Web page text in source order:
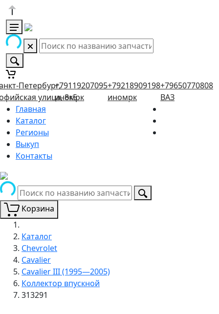
Петербург,
улица, 8к5
+79119207095
иномрк
+79218909198
иномрк
+79650770808
ВАЗ
Главная
Каталог
Регионы
Выкуп
Контакты
Корзина
Каталог
Chevrolet
Cavalier
Cavalier III (1995—2005)
Коллектор впускной
313291